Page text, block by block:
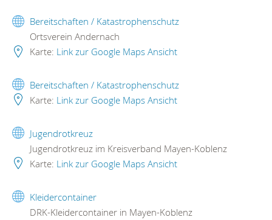
Bereitschaften / Katastrophenschutz
Ortsverein Andernach
Karte: Link zur Google Maps Ansicht
Bereitschaften / Katastrophenschutz
Karte: Link zur Google Maps Ansicht
Jugendrotkreuz
Jugendrotkreuz im Kreisverband Mayen-Koblenz
Karte: Link zur Google Maps Ansicht
Kleidercontainer
DRK-Kleidercontainer in Mayen-Koblenz